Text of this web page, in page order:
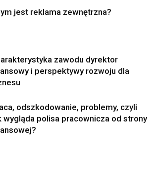
jest reklama zewnętrzna?
zawodu dyrektor
i perspektywy rozwoju dla
odszkodowanie, problemy, czyli
wygląda polisa pracownicza od strony